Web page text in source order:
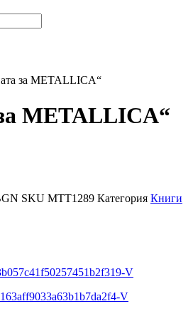
за METALLICA“
METALLICA“
SKU MTT1289 Категория Книги